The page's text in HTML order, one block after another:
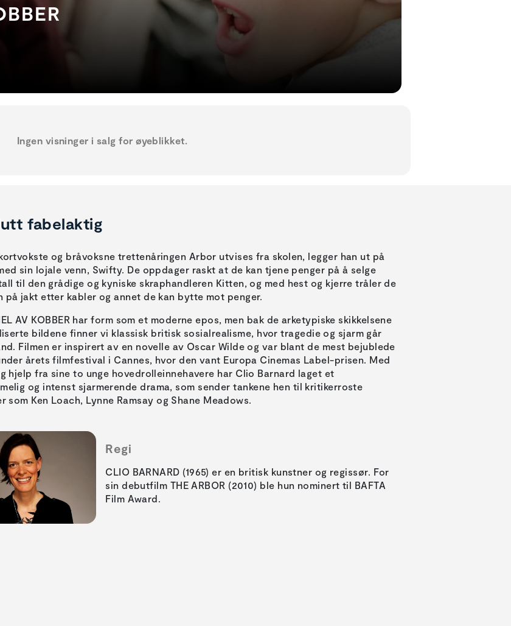
Ingen visninger i salg for øyeblikket.
fabelaktig
og bråvoksne trettenåringen Arbor utvises fra skolen, legger han ut på
sin lojale venn, Swifty. De oppdager raskt at de kan tjene penger på å selge
til den grådige og kyniske skraphandleren Kitten, og med hest og kjerre tråler de
på jakt etter kabler og annet de kan bytte mot penger.
AV KOBBER har form som et moderne epos, men bak de arketypiske skikkelsene
bildene finner vi klassisk britisk sosialrealisme, hvor tragedie og sjarm går
Filmen er inspirert av en novelle av Oscar Wilde og var blant de mest bejublede
årets filmfestival i Cannes, hvor den vant Europa Cinemas Label-prisen. Med
hjelp fra sine to unge hovedrolleinnehavere har Clio Barnard laget et
og intenst sjarmerende drama, som sender tankene hen til kritikerroste
som Ken Loach, Lynne Ramsay og Shane Meadows.
Regi
CLIO BARNARD (1965) er en britisk kunstner og regissør. For
sin debutfilm THE ARBOR (2010) ble hun nominert til BAFTA
Film Award.